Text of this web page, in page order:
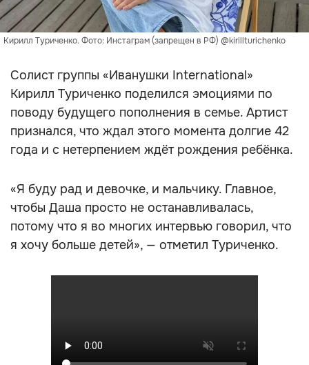
Кирилл Туриченко. Фото: Инстаграм (запрещен в РФ) @kirillturichenko
Солист группы «Иванушки International»
Кирилл Туриченко поделился эмоциями по
поводу будущего пополнения в семье. Артист
признался, что ждал этого момента долгие 42
года и с нетерпением ждёт рождения ребёнка.
«Я буду рад и девочке, и мальчику. Главное,
чтобы Даша просто не останавливалась,
потому что я во многих интервью говорил, что
я хочу больше детей», — отметил Туриченко.